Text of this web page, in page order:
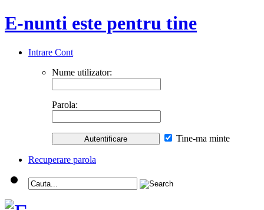
E-nunti este pentru tine
Intrare Cont
Nume utilizator:
Parola:
Tine-ma minte
Recuperare parola